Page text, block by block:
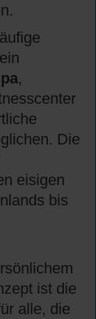
,
Die
eisigen
bis
ist die
alle, die